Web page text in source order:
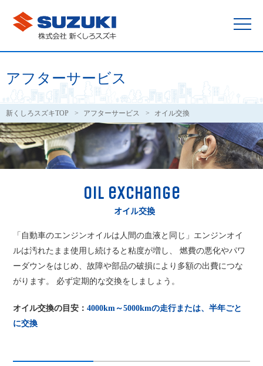
アフターサービス
新くしろスズキTOP アフターサービス オイル交換
oil exchange
オイル交換
「自動車のエンジンオイルは人間の血液と同じ」エンジンオイ
ルは汚れたまま使用し続けると粘度が増し、 燃費の悪化やパワ
ーダウンをはじめ、故障や部品の破損により多額の出費につな
がります。 必ず定期的な交換をしましょう。
オイル交換の目安：4000km～5000kmの走行または、半年ごと
に交換